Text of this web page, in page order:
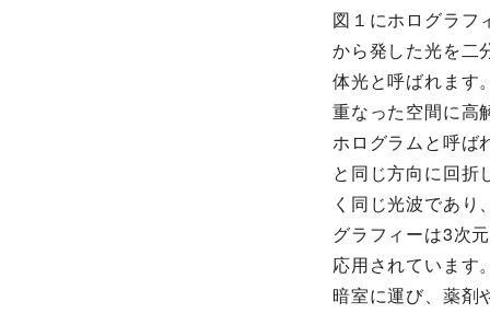
図１にホログラフ
から発した光を二
体光と呼ばれます
重なった空間に高
ホログラムと呼ば
と同じ方向に回折
く同じ光波であ
グラフィーは3次
応用されています
暗室に運び、薬剤